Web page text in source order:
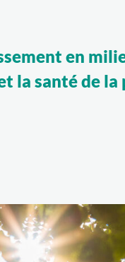
en
la santé de